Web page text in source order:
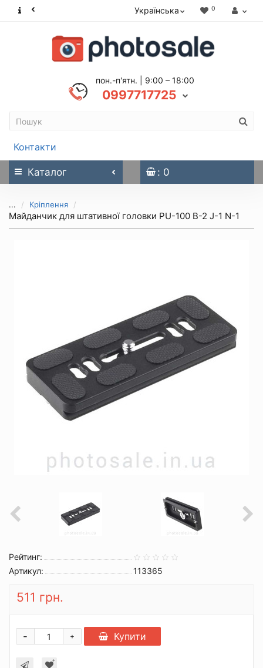
Українська 0
пон.-п'ятн. | 9:00 – 18:00
0997717725
Контакти
Каталог : 0
... Кріплення
Майданчик для штативної головки PU-100 B-2 J-1 N-1
Рейтинг:
Артикул:
113365
511 грн.
+
- Купити